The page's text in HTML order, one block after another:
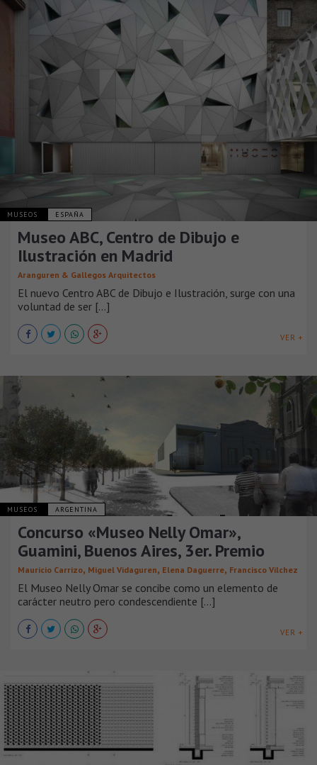
MUSEOS ESPAÑA
Museo ABC, Centro de Dibujo e
Ilustración en Madrid
Aranguren & Gallegos Arquitectos
El nuevo Centro ABC de Dibujo e Ilustración, surge con una
voluntad de ser [...]
VER +
MUSEOS ARGENTINA
Concurso «Museo Nelly Omar»,
Guamini, Buenos Aires, 3er. Premio
Mauricio Carrizo, Miguel Vidaguren, Elena Daguerre, Francisco Vilchez
El Museo Nelly Omar se concibe como un elemento de
carácter neutro pero condescendiente [...]
VER +